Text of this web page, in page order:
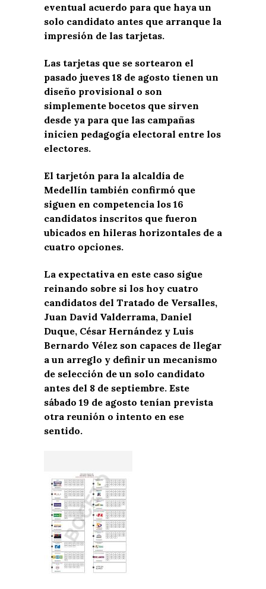
eventual acuerdo para que haya un
solo candidato antes que arranque la
impresión de las tarjetas.
Las tarjetas que se sortearon el
pasado jueves 18 de agosto tienen un
diseño provisional o son
simplemente bocetos que sirven
desde ya para que las campañas
inicien pedagogía electoral entre los
electores.
El tarjetón para la alcaldía de
Medellín también confirmó que
siguen en competencia los 16
candidatos inscritos que fueron
ubicados en hileras horizontales de a
cuatro opciones.
La expectativa en este caso sigue
reinando sobre si los hoy cuatro
candidatos del Tratado de Versalles,
Juan David Valderrama, Daniel
Duque, César Hernández y Luis
Bernardo Vélez son capaces de llegar
a un arreglo y definir un mecanismo
de selección de un solo candidato
antes del 8 de septiembre. Este
sábado 19 de agosto tenían prevista
otra reunión o intento en ese
sentido.